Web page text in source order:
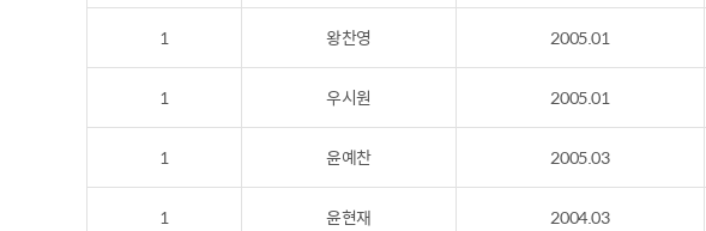
1 왕찬영 2005.01
1 우시원 2005.01
1 윤예찬 2005.03
1 윤현재 2004.03